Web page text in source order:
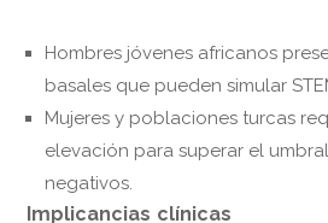
Hombres jóvenes africanos
basales que pueden simular
Mujeres y poblaciones turcas
elevación para superar el
negativos.
Implicancias clínicas